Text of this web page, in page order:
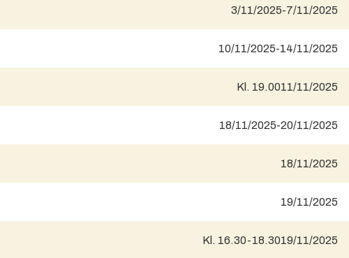
3/11/2025-7/11/2025
10/11/2025-14/11/2025
Kl. 19.0011/11/2025
18/11/2025-20/11/2025
18/11/2025
19/11/2025
Kl. 16.30-18.3019/11/2025